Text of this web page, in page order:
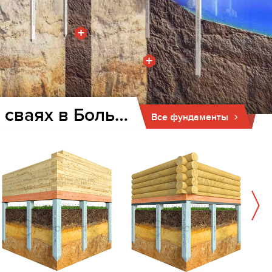
+
+
Все фундаменты
Фундамент для дома и бани на забивных ж/б сваях в Большеречье